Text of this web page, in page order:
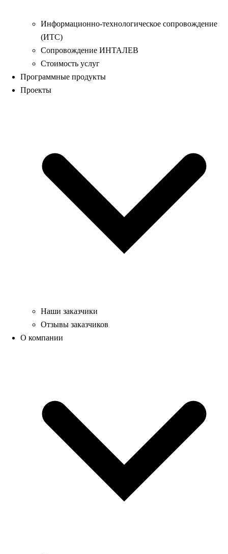
Информационно-технологическое сопровождение
(ИТС)
Сопровождение ИНТАЛЕВ
Стоимость услуг
Программные продукты
Проекты
Наши заказчики
Отзывы заказчиков
О компании